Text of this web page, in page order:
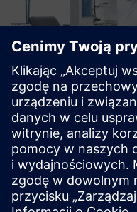
Opcenter
Technord has the team
deploy Opcenter
Dowiedz się więcej